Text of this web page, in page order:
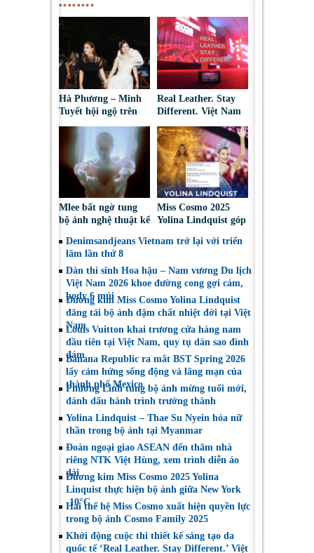
Hà Phương – Minh
Tuyết hội ngộ trên
chuyện phía sau tạo
hình “nàng bướm”
Real Leather. Stay
Different. Việt Nam
tạo da thuộc và thời
trang bền vững
Mlee bất ngờ tung
bộ ảnh nghệ thuật kể
với bóng tối tâm hồn
Miss Cosmo 2025
Yolina Lindquist góp
Nhân Đẹp Nhất Năm
Denimsandjeans Vietnam trở lại với triển
lãm lần thứ 8
Dàn thí sinh Hoa hậu – Nam vương Du lịch
Việt Nam 2026 khoe đường cong gợi cảm,
body 6 múi
Đương kim Miss Cosmo Yolina Lindquist
đăng tải bộ ảnh đậm chất nhiệt đới tại Việt
Nam
Louis Vuitton khai trương cửa hàng nam
đầu tiên tại Việt Nam, quy tụ dàn sao đình
đám
Banana Republic ra mắt BST Spring 2026
lấy cảm hứng sống động và lãng mạn của
thành phố Mexico
Phương Linh tung bộ ảnh mừng tuổi mới,
đánh dấu hành trình trưởng thành
Yolina Lindquist – Thae Su Nyein hóa nữ
thần trong bộ ảnh tại Myanmar
Đoàn ngoại giao ASEAN đến thăm nhà
riêng NTK Việt Hùng, xem trình diễn áo
dài
Đương kim Miss Cosmo 2025 Yolina
Linquist thực hiện bộ ảnh giữa New York
-10°C
Hai thế hệ Miss Cosmo xuất hiện quyền lực
trong bộ ảnh Cosmo Family 2025
Khởi động cuộc thi thiết kế sáng tạo da
quốc tế ‘Real Leather. Stay Different.’ Việt